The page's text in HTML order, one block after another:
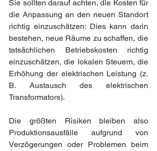
Sie sollten darauf achten, die Kosten für
die Anpassung an den neuen Standort
richtig einzuschätzen: Dies kann darin
bestehen, neue Räume zu schaffen, die
tatsächlichen Betriebskosten richtig
einzuschätzen, die lokalen Steuern, die
Erhöhung der elektrischen Leistung (z.
B. Austausch des elektrischen
Transformators).
Die größten Risiken bleiben also
Produktionsausfälle aufgrund von
Verzögerungen oder Problemen beim